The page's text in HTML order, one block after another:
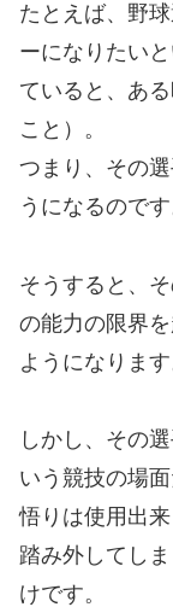
たとえば、野
ーになりたい
ていると、あ
こと）。
つまり、その
うになるのです
そうすると、
の能力の限界
ようになります
しかし、その
いう競技の場
悟りは使用出
踏み外してし
けです。